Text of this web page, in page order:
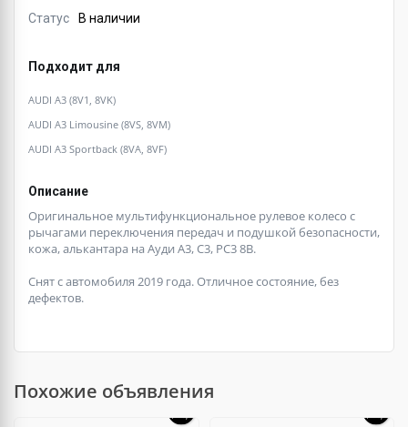
Статус
В наличии
Подходит для
AUDI A3 (8V1, 8VK)
AUDI A3 Limousine (8VS, 8VM)
AUDI A3 Sportback (8VA, 8VF)
Описание
Оригинальное мультифункциональное рулевое колесо с
рычагами переключения передач и подушкой безопасности,
кожа, алькантара на Ауди А3, С3, РС3 8В.
Снят с автомобиля 2019 года. Отличное состояние, без
дефектов.
Похожие объявления